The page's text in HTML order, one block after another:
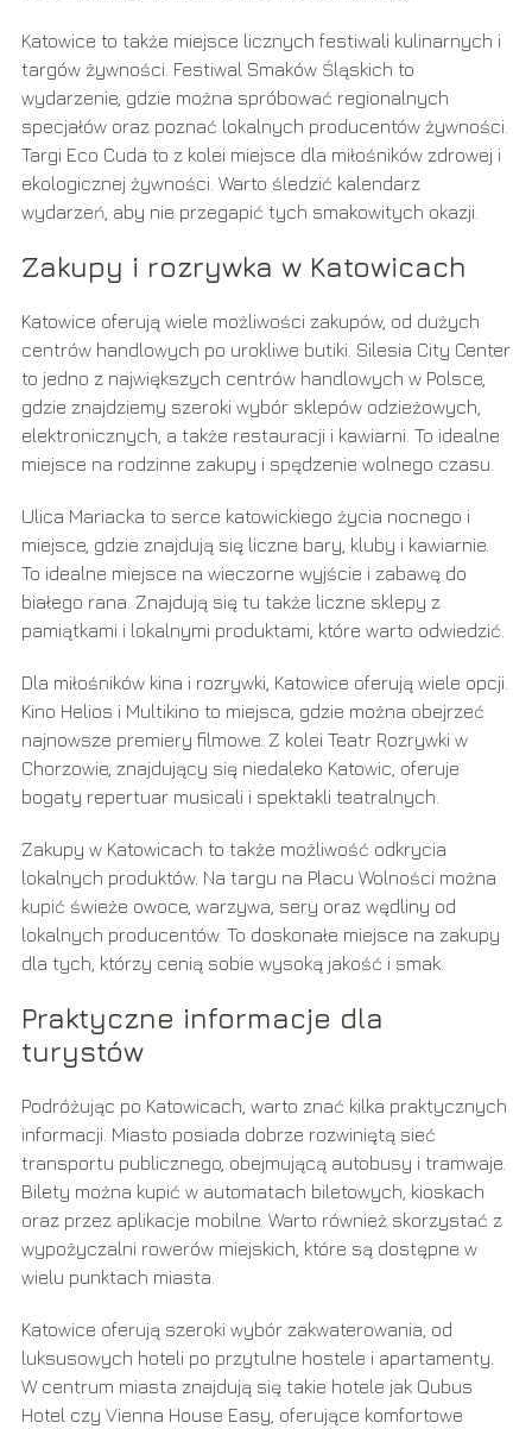
Katowice to także miejsce licznych festiwali kulinarnych i
targów żywności. Festiwal Smaków Śląskich to
wydarzenie, gdzie można spróbować regionalnych
specjałów oraz poznać lokalnych producentów żywności.
Targi Eco Cuda to z kolei miejsce dla miłośników zdrowej i
ekologicznej żywności. Warto śledzić kalendarz
wydarzeń, aby nie przegapić tych smakowitych okazji.
Zakupy i rozrywka w Katowicach
Katowice oferują wiele możliwości zakupów, od dużych
centrów handlowych po urokliwe butiki. Silesia City Center
to jedno z największych centrów handlowych w Polsce,
gdzie znajdziemy szeroki wybór sklepów odzieżowych,
elektronicznych, a także restauracji i kawiarni. To idealne
miejsce na rodzinne zakupy i spędzenie wolnego czasu.
Ulica Mariacka to serce katowickiego życia nocnego i
miejsce, gdzie znajdują się liczne bary, kluby i kawiarnie.
To idealne miejsce na wieczorne wyjście i zabawę do
białego rana. Znajdują się tu także liczne sklepy z
pamiątkami i lokalnymi produktami, które warto odwiedzić.
Dla miłośników kina i rozrywki, Katowice oferują wiele opcji.
Kino Helios i Multikino to miejsca, gdzie można obejrzeć
najnowsze premiery filmowe. Z kolei Teatr Rozrywki w
Chorzowie, znajdujący się niedaleko Katowic, oferuje
bogaty repertuar musicali i spektakli teatralnych.
Zakupy w Katowicach to także możliwość odkrycia
lokalnych produktów. Na targu na Placu Wolności można
kupić świeże owoce, warzywa, sery oraz wędliny od
lokalnych producentów. To doskonałe miejsce na zakupy
dla tych, którzy cenią sobie wysoką jakość i smak.
Praktyczne informacje dla
turystów
Podróżując po Katowicach, warto znać kilka praktycznych
informacji. Miasto posiada dobrze rozwiniętą sieć
transportu publicznego, obejmującą autobusy i tramwaje.
Bilety można kupić w automatach biletowych, kioskach
oraz przez aplikacje mobilne. Warto również skorzystać z
wypożyczalni rowerów miejskich, które są dostępne w
wielu punktach miasta.
Katowice oferują szeroki wybór zakwaterowania, od
luksusowych hoteli po przytulne hostele i apartamenty.
W centrum miasta znajdują się takie hotele jak Qubus
Hotel czy Vienna House Easy, oferujące komfortowe